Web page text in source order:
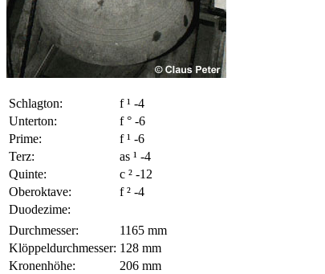
Schlagton:
f ¹ -4
Unterton:
f ° -6
Prime:
f ¹ -6
Terz:
as ¹ -4
Quinte:
c ² -12
Oberoktave:
f ² -4
Duodezime:
Durchmesser:
1165 mm
Klöppeldurchmesser: 128 mm
Kronenhöhe:
206 mm